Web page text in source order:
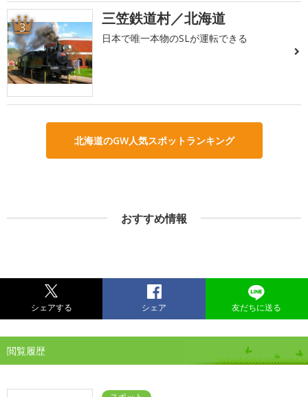
3 三笠鉄道村／北海道
日本で唯一本物のSLが運転できる
北海道のGW人気スポットランキング
おすすめ情報
シェアする シェア 友だちに送る
閲覧履歴